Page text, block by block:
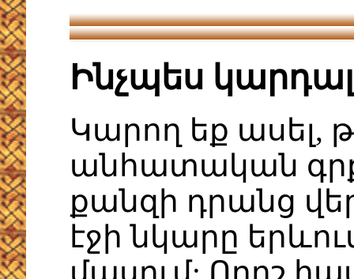
Ինչպես
Կարող եք ասել,
անհատական
քանզի դրանց
էջի նկարը